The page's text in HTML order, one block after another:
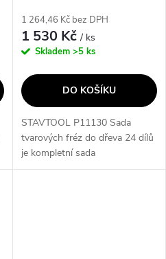
1 264,46 Kč bez DPH
1 530 Kč/ ks
Skladem >5 ks
DO KOŠÍKU
STAVTOOL P11130 Sada
tvarových fréz do dřeva 24 dílů
je kompletní sada
tvrdokovových fréz, které jsou